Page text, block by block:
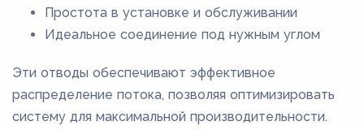
Простота в установке и обслуживании
Идеальное соединение под нужным углом
Эти отводы обеспечивают эффективное
распределение потока, позволяя оптимизировать
систему для максимальной производительности.